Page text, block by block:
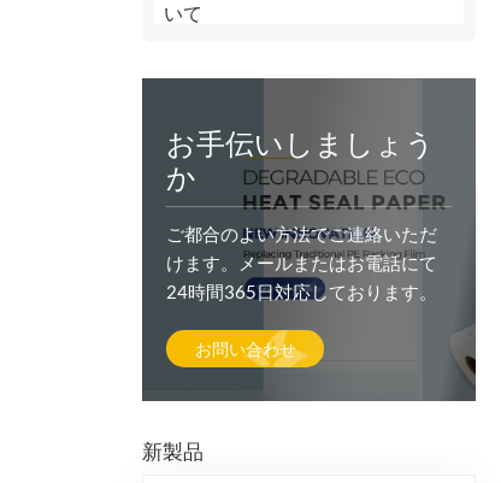
いて
お手伝いしましょう
か
ご都合のよい方法でご連絡いただ
けます。メールまたはお電話にて
24時間365日対応しております。
お問い合わせ
新製品